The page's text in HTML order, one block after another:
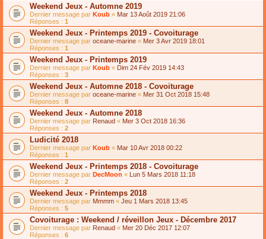
Weekend Jeux - Automne 2019
Dernier message par Koub « Mar 13 Août 2019 21:06
Réponses : 1
Weekend Jeux - Printemps 2019 - Covoiturage
Dernier message par oceane-marine « Mer 3 Avr 2019 18:01
Réponses : 1
Weekend Jeux - Printemps 2019
Dernier message par Koub « Dim 24 Fév 2019 14:43
Réponses : 3
Weekend Jeux - Automne 2018 - Covoiturage
Dernier message par oceane-marine « Mer 31 Oct 2018 15:48
Réponses : 8
Weekend Jeux - Automne 2018
Dernier message par Renaud « Mer 3 Oct 2018 16:36
Réponses : 2
Ludicité 2018
Dernier message par Koub « Mar 10 Avr 2018 00:22
Réponses : 1
Weekend Jeux - Printemps 2018 - Covoiturage
Dernier message par DecMoon « Lun 5 Mars 2018 11:18
Réponses : 2
Weekend Jeux - Printemps 2018
Dernier message par Mmmm « Jeu 1 Mars 2018 13:45
Réponses : 5
Covoiturage : Weekend / réveillon Jeux - Décembre 2017
Dernier message par Renaud « Mer 20 Déc 2017 12:07
Réponses : 6